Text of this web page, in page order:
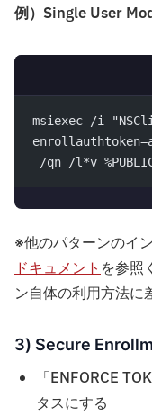
例）Single User
msiexec /i
/qn /l*v
※他のパターンのイ
ドキュメント を参照
ン自体の利用方法に
3) Secure
「ENFORCE
タスにする